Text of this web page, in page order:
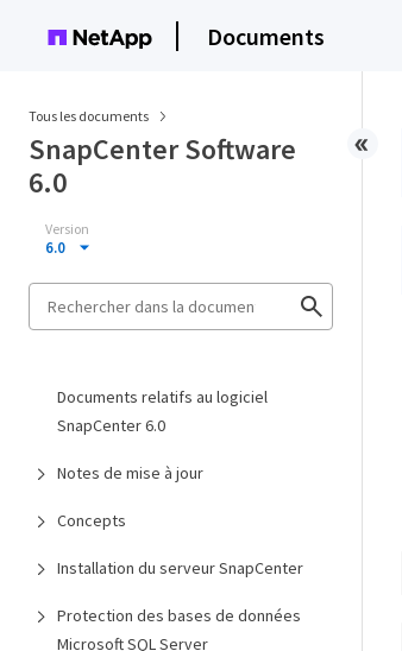
Documents
Tous les documents
SnapCenter Software
6.0
Version
6.0
Documents relatifs au logiciel
SnapCenter 6.0
Notes de mise à jour
Concepts
Installation du serveur SnapCenter
Protection des bases de données
Microsoft SQL Server